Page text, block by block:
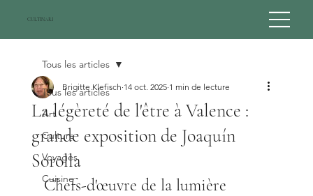
CULTINARI
Tous les articles
Art
Culture
Voyages
Cuisine
Tous les articles
La légèreté de l'être à Valence :
grande exposition de Joaquín
Sorolla
Brigitte Klefisch 14 oct. 2025 1 min de lecture
Chefs-d'œuvre de la lumière